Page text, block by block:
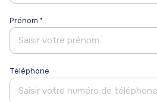
Prénom *
Téléphone